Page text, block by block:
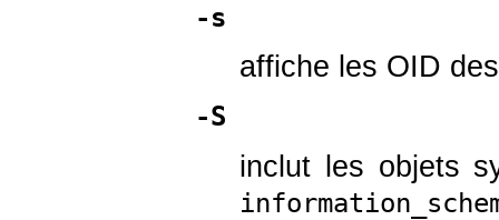
-s
affiche les OID
-S
inclut les objets